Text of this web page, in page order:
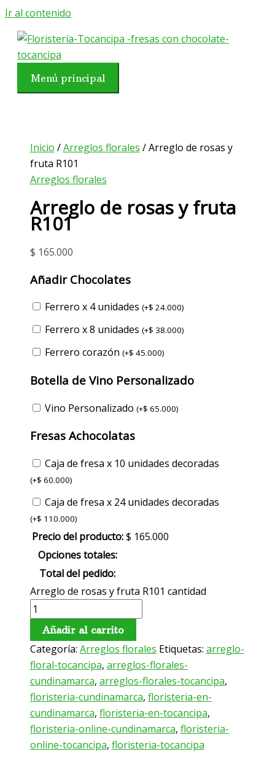
Ir al contenido
Menú principal
Inicio /Arreglos florales / Arreglo de rosas y
fruta R101
Arreglos florales
Arreglo de rosas y fruta
R101
$ 165.000
Añadir Chocolates
Ferrero x 4 unidades (+$ 24.000)
Ferrero x 8 unidades (+$ 38.000)
Ferrero corazón (+$ 45.000)
Botella de Vino Personalizado
Vino Personalizado (+$ 65.000)
Fresas Achocolatas
Caja de fresa x 10 unidades decoradas
(+$ 60.000)
Caja de fresa x 24 unidades decoradas
(+$ 110.000)
Precio del producto:$ 165.000
Opciones totales:
Total del pedido:
Arreglo de rosas y fruta R101 cantidad
Añadir al carrito
Categoría: Arreglos florales Etiquetas: arreglo-
floral-tocancipa, arreglos-florales-
cundinamarca, arreglos-florales-tocancipa,
floristeria-cundinamarca, floristeria-en-
cundinamarca, floristeria-en-tocancipa,
floristeria-online-cundinamarca, floristeria-
online-tocancipa, floristeria-tocancipa